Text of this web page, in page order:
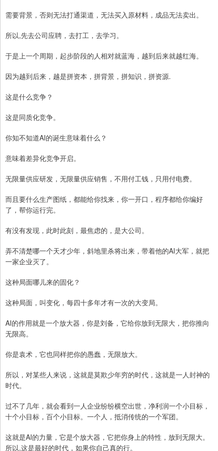
需要背景，否则无法打通渠道，无法买入原材料，成品无法卖出。
所以,先去公司应聘，去打工，去学习。
于是上一个周期，起步阶段的人相对就蓝海，越到后来就越红海。
因为越到后来，越是拼资本，拼背景，拼知识，拼资源.
这是什么竞争？
这是同质化竞争。
你知不知道AI的诞生意味着什么？
意味着差异化竞争开启。
无限量供应研发，无限量供应销售，不用付工钱，只用付电费。
而且要什么生产图纸，都能给你找来，你一开口，程序都给你编好
了，帮你运行完。
有没有发现，此时此刻，最焦虑的，是大公司。
弄不清楚哪一个天才少年，斜地里杀将出来，带着他的AI大军，就把
一家企业灭了。
这种局面哪儿来的固化？
这种局面，叫变化，每四十多年才有一次的大变局。
AI的作用就是一个放大器，你是刘备，它给你放到无限大，把你推向
无限高。
你是袁术，它也同样把你的愚蠢，无限放大。
所以，对某些人来说，这就是莫欺少年穷的时代，这就是一人封神的
时代。
过不了几年，就会看到一人企业纷纷横空出世，净利润一个小目标，
十个小目标，百个小目标。一个人，抵消传统的一个军团。
这就是AI的力量，它是个放大器，它把你身上的特性，放到无限大。
所以,这是最好的时代，如果你自己真的行。